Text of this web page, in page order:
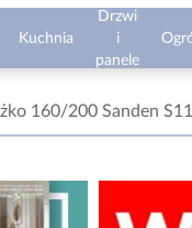
Kuchnia
Drzwi
i
panele
160/200 Sanden